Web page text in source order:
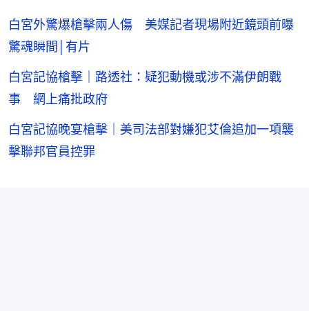
白宮外驚爆槍擊兩人傷 美媒記者現場附近鏡頭前曝
驚魂瞬間│有片
白宮記協槍擊｜路透社：疑犯動機或涉不滿伊朗戰
事 網上痛批政府
白宮記協晚宴槍擊｜美司法部對嫌犯艾倫追加一項襲
擊聯邦官員控罪